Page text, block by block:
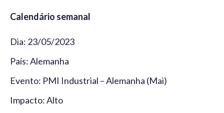
Calendário semanal
Dia: 23/05/2023
País: Alemanha
Evento: PMI Industrial – Alemanha (Mai)
Impacto: Alto